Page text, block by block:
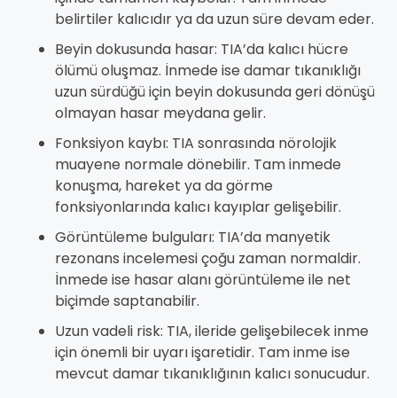
belirtiler kalıcıdır ya da uzun süre devam eder.
Beyin dokusunda hasar: TIA’da kalıcı hücre
ölümü oluşmaz. İnmede ise damar tıkanıklığı
uzun sürdüğü için beyin dokusunda geri dönüşü
olmayan hasar meydana gelir.
Fonksiyon kaybı: TIA sonrasında nörolojik
muayene normale dönebilir. Tam inmede
konuşma, hareket ya da görme
fonksiyonlarında kalıcı kayıplar gelişebilir.
Görüntüleme bulguları: TIA’da manyetik
rezonans incelemesi çoğu zaman normaldir.
İnmede ise hasar alanı görüntüleme ile net
biçimde saptanabilir.
Uzun vadeli risk: TIA, ileride gelişebilecek inme
için önemli bir uyarı işaretidir. Tam inme ise
mevcut damar tıkanıklığının kalıcı sonucudur.